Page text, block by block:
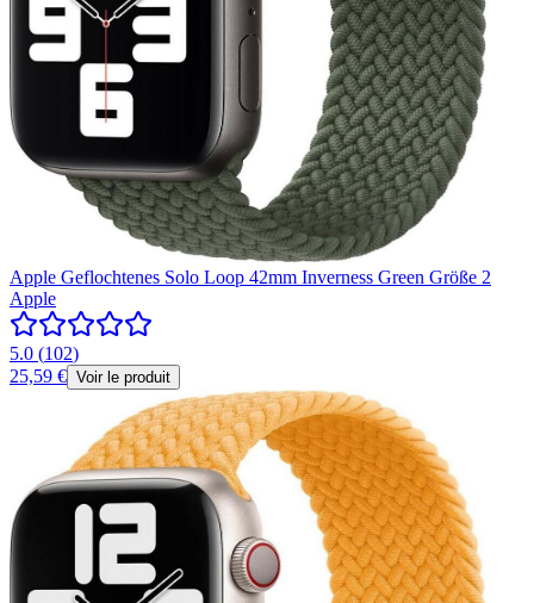
Apple Geflochtenes Solo Loop 42mm Inverness Green Größe 2
Apple
5.0 (102)
25,59 € Voir le produit